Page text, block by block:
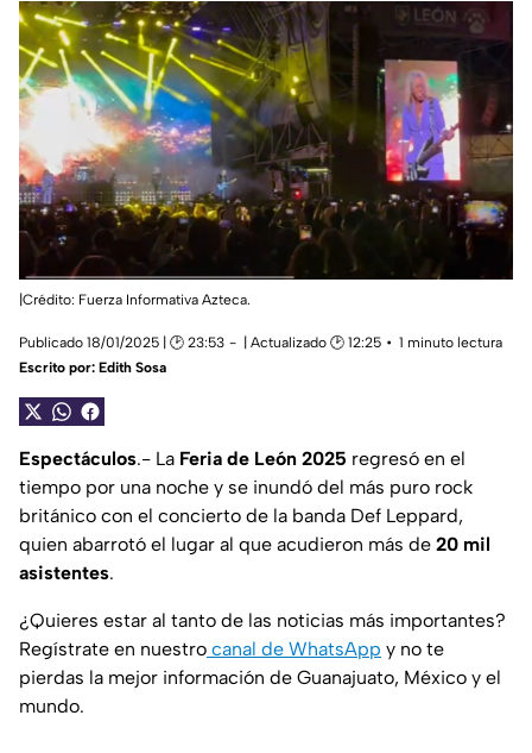
|Crédito: Fuerza Informativa Azteca.
Publicado 18/01/2025 | 🕑 23:53 | Actualizado 🕑 12:25
1 minuto lectura
Escrito por: Edith Sosa
Espectáculos.- La Feria de León 2025 regresó en el
tiempo por una noche y se inundó del más puro rock
británico con el concierto de la banda Def Leppard,
quien abarrotó el lugar al que acudieron más de 20 mil
asistentes.
¿Quieres estar al tanto de las noticias más importantes?
Regístrate en nuestro canal de WhatsApp y no te
pierdas la mejor información de Guanajuato, México y el
mundo.